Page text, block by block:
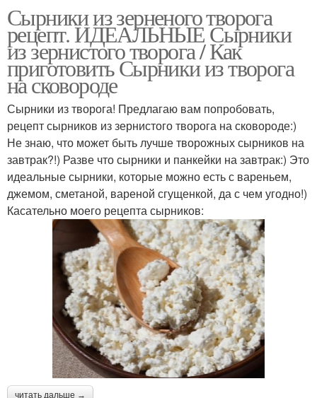
Сырники из зерненого творога
рецепт. ИДЕАЛЬНЫЕ Сырники
из зернистого творога / Как
приготовить Сырники из творога
на сковороде
Сырники из творога! Предлагаю вам попробовать,
рецепт сырников из зернистого творога на сковороде:)
Не знаю, что может быть лучше творожных сырников на
завтрак?!) Разве что сырники и панкейки на завтрак:) Это
идеальные сырники, которые можно есть с вареньем,
джемом, сметаной, вареной сгущенкой, да с чем угодно!)
Касательно моего рецепта сырников:
читать дальше →